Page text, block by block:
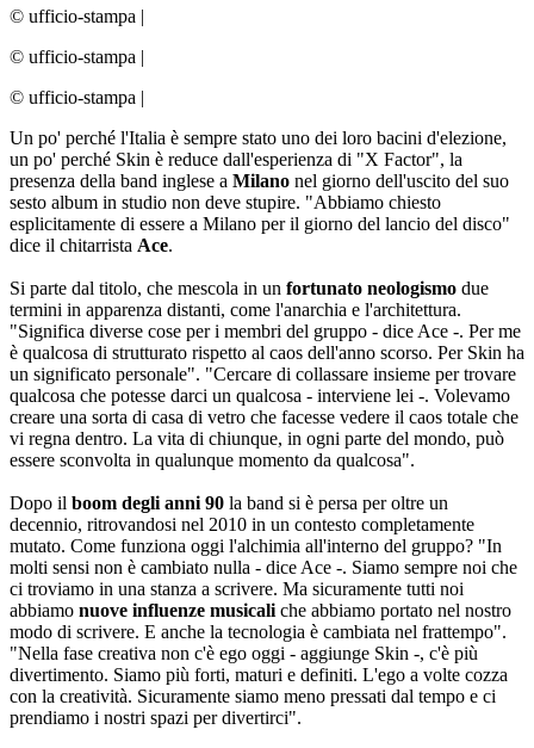
© ufficio-stampa |
© ufficio-stampa |
© ufficio-stampa |
Un po' perché l'Italia è sempre stato uno dei loro bacini d'elezione,
un po' perché Skin è reduce dall'esperienza di "X Factor", la
presenza della band inglese a Milano nel giorno dell'uscito del suo
sesto album in studio non deve stupire. "Abbiamo chiesto
esplicitamente di essere a Milano per il giorno del lancio del disco"
dice il chitarrista Ace.
Si parte dal titolo, che mescola in un fortunato neologismo due
termini in apparenza distanti, come l'anarchia e l'architettura.
"Significa diverse cose per i membri del gruppo - dice Ace -. Per me
è qualcosa di strutturato rispetto al caos dell'anno scorso. Per Skin ha
un significato personale". "Cercare di collassare insieme per trovare
qualcosa che potesse darci un qualcosa - interviene lei -. Volevamo
creare una sorta di casa di vetro che facesse vedere il caos totale che
vi regna dentro. La vita di chiunque, in ogni parte del mondo, può
essere sconvolta in qualunque momento da qualcosa".
Dopo il boom degli anni 90 la band si è persa per oltre un
decennio, ritrovandosi nel 2010 in un contesto completamente
mutato. Come funziona oggi l'alchimia all'interno del gruppo? "In
molti sensi non è cambiato nulla - dice Ace -. Siamo sempre noi che
ci troviamo in una stanza a scrivere. Ma sicuramente tutti noi
abbiamo nuove influenze musicali che abbiamo portato nel nostro
modo di scrivere. E anche la tecnologia è cambiata nel frattempo".
"Nella fase creativa non c'è ego oggi - aggiunge Skin -, c'è più
divertimento. Siamo più forti, maturi e definiti. L'ego a volte cozza
con la creatività. Sicuramente siamo meno pressati dal tempo e ci
prendiamo i nostri spazi per divertirci".